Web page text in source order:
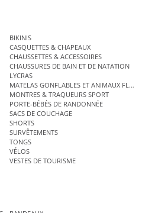
BIKINIS
CASQUETTES & CHAPEAUX
CHAUSSETTES & ACCESSOIRES
CHAUSSURES DE BAIN ET DE NATATION
LYCRAS
MATELAS GONFLABLES ET ANIMAUX
MONTRES & TRAQUEURS SPORT
PORTE-BÉBÉS DE RANDONNÉE
SACS DE COUCHAGE
SHORTS
SURVÊTEMENTS
TONGS
VÉLOS
VESTES DE TOURISME